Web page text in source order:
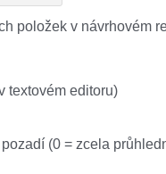
položek v návrhovém
textovém editoru)
(0 = zcela